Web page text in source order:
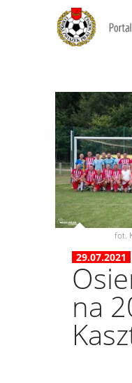
fot.
29.07.2021
na